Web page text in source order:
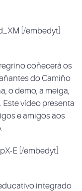
[/embedyt]
coñecerá os
do Camiño
o demo, a meiga,
vídeo presenta
e amigos aos
E [/embedyt]
integrado